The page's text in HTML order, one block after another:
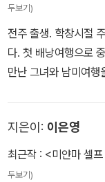
두보기)
전주 출생. 학창시절
다. 첫 배낭여행으로
만난 그녀와 남미여행
서울 강남에서 좋은
our.com
지은이: 이은영
최근작 : <미얀마 셀
두보기)